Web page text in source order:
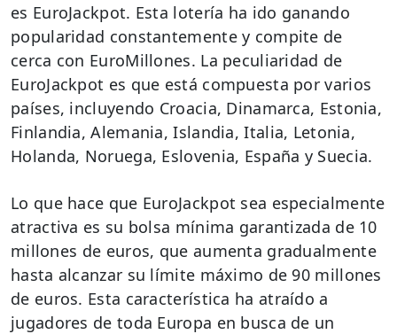
es EuroJackpot. Esta lotería ha ido ganando
popularidad constantemente y compite de
cerca con EuroMillones. La peculiaridad de
EuroJackpot es que está compuesta por varios
países, incluyendo Croacia, Dinamarca, Estonia,
Finlandia, Alemania, Islandia, Italia, Letonia,
Holanda, Noruega, Eslovenia, España y Suecia.
Lo que hace que EuroJackpot sea especialmente
atractiva es su bolsa mínima garantizada de 10
millones de euros, que aumenta gradualmente
hasta alcanzar su límite máximo de 90 millones
de euros. Esta característica ha atraído a
jugadores de toda Europa en busca de un